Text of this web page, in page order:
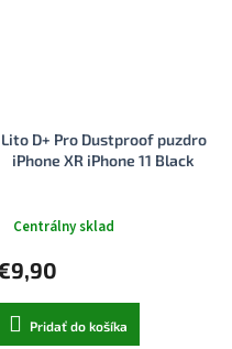
Lito D+ Pro Dustproof puzdro
iPhone XR iPhone 11 Black
Centrálny sklad
Pridať do košíka